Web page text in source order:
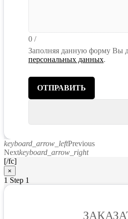
0 /
Заполняя данную форму Вы
персональных данных.
ОТПРАВИТЬ
keyboard_arrow_leftPrevious
Nextkeyboard_arrow_right
[/fc]
×
1 Step 1